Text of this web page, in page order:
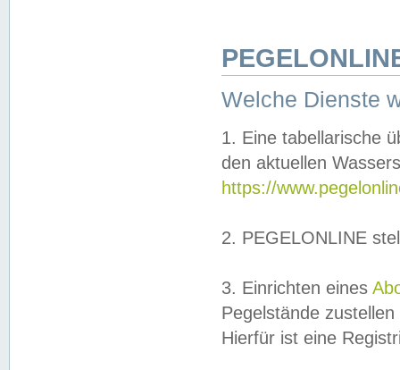
Welche Dienste
1. Eine tabellarische
den aktuellen
https://
2. PEGELONLINE
3. Einrichten eines
Pegelstände
Hierfür ist eine